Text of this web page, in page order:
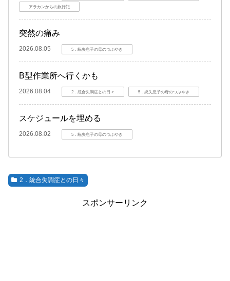
アラカンからの旅行記
突然の痛み
2026.08.05 5．統失息子の母のつぶやき
B型作業所へ行くかも
2026.08.04 2．統合失調症との日々 5．統失息子の母のつぶやき
スケジュールを埋める
2026.08.02 5．統失息子の母のつぶやき
2．統合失調症との日々
スポンサーリンク